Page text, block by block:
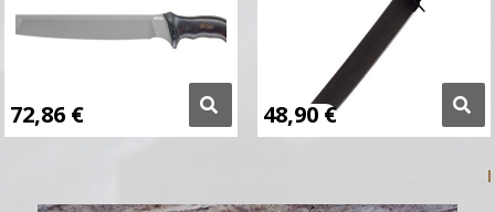
72,86 € 48,90 €